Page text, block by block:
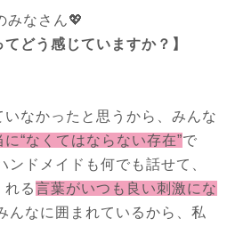
みなさん💖
てどう感じていますか？】
なかったと思うから、みんな
に“なくてはならない存在”で
ンドメイドも何でも話せて、
れる言葉がいつも良い刺激にな
んなに囲まれているから、私